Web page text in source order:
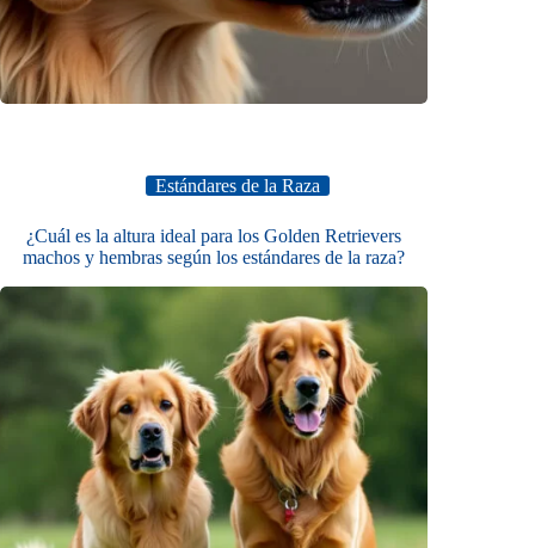
Estándares de la Raza
¿Cuál es la altura ideal para los Golden Retrievers
machos y hembras según los estándares de la raza?